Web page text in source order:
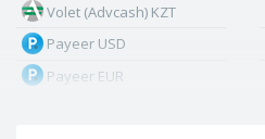
Volet (Advcash) KZT
Payeer USD
Payeer EUR